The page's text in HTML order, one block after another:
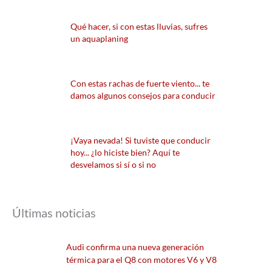
Qué hacer, si con estas lluvias, sufres
un aquaplaning
Con estas rachas de fuerte viento... te
damos algunos consejos para conducir
¡Vaya nevada! Si tuviste que conducir
hoy... ¿lo hiciste bien? Aquí te
desvelamos si sí o si no
Últimas noticias
Audi confirma una nueva generación
térmica para el Q8 con motores V6 y V8